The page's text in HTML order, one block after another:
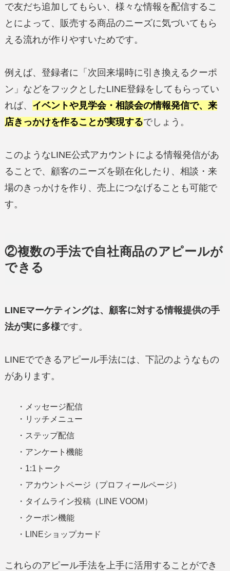
で友だち追加してもらい、様々な情報を配信するこ
とによって、販売する商品のニーズに気づいてもら
える流れが作りやすいためです。
例えば、登録者に「次回来場時に引き換えるクーポ
ン」などをフックとしたLINE登録をしてもらってい
れば、 イベントや見学会・相談会の情報発信で、来
店きっかけを作ることが実現するでしょう。
このようなLINE公式アカウントによる情報発信があ
ることで、顧客のニーズを顕在化したり、相談・来
場のきっかけを作り、売上につなげることも可能で
す。
②複数の手法で自社商品のアピールが
できる
LINEマーケティングは、顧客に対する情報提供の手
法が実に多様です。
LINEでできるアピール手法には、下記のようなもの
があります。
・メッセージ配信
・リッチメニュー
・ステップ配信
・アンケート機能
・1:1トーク
・アカウントページ（プロフィールページ）
・タイムライン投稿（LINE VOOM）
・クーポン機能
・LINEショップカード
これらのアピール手法を上手に活用することができ